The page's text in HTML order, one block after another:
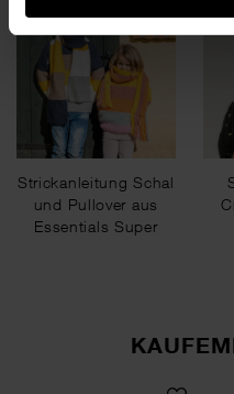
Strickanleitung Schal
und Pullover aus
Essentials Super
Wool Tweed chunky
Essentials